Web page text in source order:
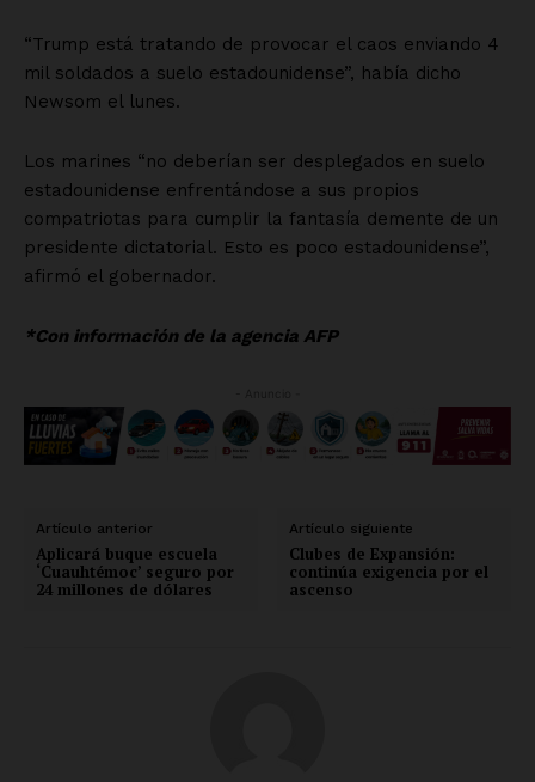
“Trump está tratando de provocar el caos enviando 4
mil soldados a suelo estadounidense”, había dicho
Newsom el lunes.
Los marines “no deberían ser desplegados en suelo
estadounidense enfrentándose a sus propios
compatriotas para cumplir la fantasía demente de un
presidente dictatorial. Esto es poco estadounidense”,
afirmó el gobernador.
*Con información de la agencia AFP
Artículo anterior
Aplicará buque escuela
‘Cuauhtémoc’ seguro por
24 millones de dólares
Artículo siguiente
Clubes de Expansión:
continúa exigencia por el
ascenso